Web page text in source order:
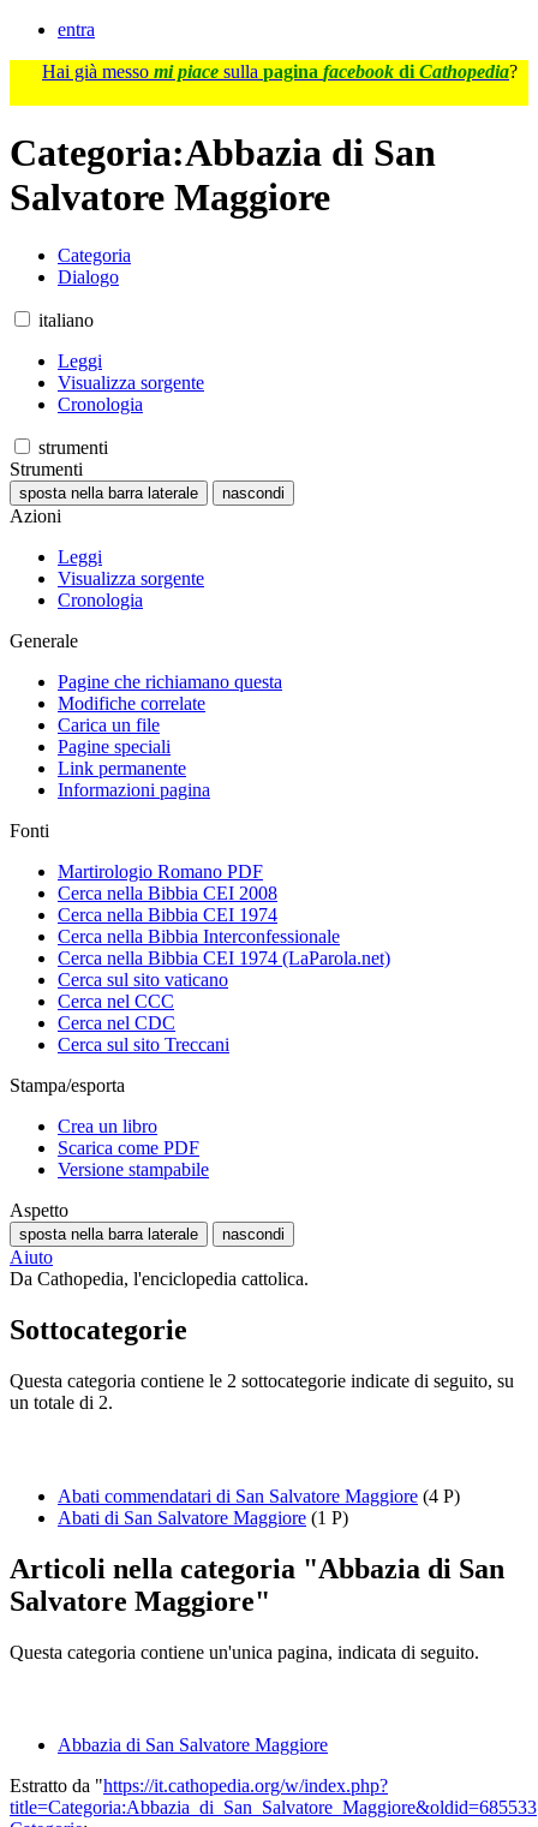
entra
Hai già messo mi piace sulla pagina facebook di Cathopedia?
Categoria:Abbazia di San
Salvatore Maggiore
Categoria
Dialogo
italiano
Leggi
Visualizza sorgente
Cronologia
strumenti
Strumenti
sposta nella barra laterale nascondi
Azioni
Leggi
Visualizza sorgente
Cronologia
Generale
Pagine che richiamano questa
Modifiche correlate
Carica un file
Pagine speciali
Link permanente
Informazioni pagina
Fonti
Martirologio Romano PDF
Cerca nella Bibbia CEI 2008
Cerca nella Bibbia CEI 1974
Cerca nella Bibbia Interconfessionale
Cerca nella Bibbia CEI 1974 (LaParola.net)
Cerca sul sito vaticano
Cerca nel CCC
Cerca nel CDC
Cerca sul sito Treccani
Stampa/esporta
Crea un libro
Scarica come PDF
Versione stampabile
Aspetto
sposta nella barra laterale nascondi
Aiuto
Da Cathopedia, l'enciclopedia cattolica.
Sottocategorie
Questa categoria contiene le 2 sottocategorie indicate di seguito, su
un totale di 2.
Abati commendatari di San Salvatore Maggiore (4 P)
Abati di San Salvatore Maggiore (1 P)
Articoli nella categoria "Abbazia di San
Salvatore Maggiore"
Questa categoria contiene un'unica pagina, indicata di seguito.
Abbazia di San Salvatore Maggiore
Estratto da "https://it.cathopedia.org/w/index.php?
title=Categoria:Abbazia_di_San_Salvatore_Maggiore&oldid=685533